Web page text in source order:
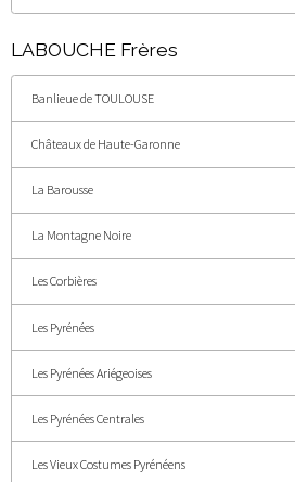
LABOUCHE Frères
Banlieue de TOULOUSE
Châteaux de Haute-Garonne
La Barousse
La Montagne Noire
Les Corbières
Les Pyrénées
Les Pyrénées Ariégeoises
Les Pyrénées Centrales
Les Vieux Costumes Pyrénéens